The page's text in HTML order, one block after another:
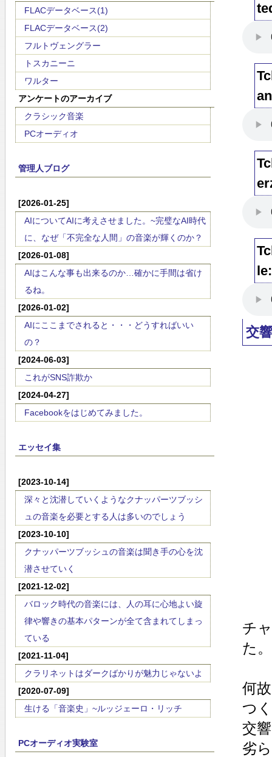
FLACデータベース(1)
FLACデータベース(2)
フルトヴェングラー
トスカニーニ
ワルター
アンケートのアーカイブ
クラシック音楽
PCオーディオ
管理人ブログ
[2026-01-25]
AIについてAIに考えさせました。~完璧なAI時代
に、なぜ「不完全な人間」の音楽が輝くのか？
[2026-01-08]
AIはこんな事も出来るのか…確かに手間は省け
るね。
[2026-01-02]
AIにここまでされると・・・どうすればいい
の？
[2024-06-03]
これがSNS詐欺か
[2024-04-27]
Facebookをはじめてみました。
エッセイ集
[2023-10-14]
深々と沈潜していくようなクナッパーツブッシ
ュの音楽を必要とする人は多いのでしょう
[2023-10-10]
クナッパーツブッシュの音楽は聞き手の心を沈
潜させていく
[2021-12-02]
バロック時代の音楽には、人の耳に心地よい旋
律や響きの基本パターンが全て含まれてしまっ
ている
[2021-11-04]
クラリネットはダークばかりが魅力じゃないよ
[2020-07-09]
生ける「音楽史」~ルッジェーロ・リッチ
PCオーディオ実験室
交
チ
た。
何
つ
交
劣